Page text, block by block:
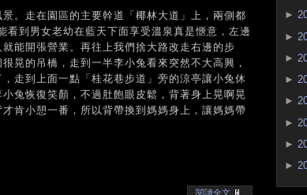
。走在園區的主要幹道「椰林大道」上，兩側都
到男女老幼在藍天下面享受溫泉真是愜意，左邊
能開張營業。再往上我們捨大路改走右邊的步
晃的吊橋，走到一半李小兔看來突然不大高興，
走到上面一點「桂花巷步道」旁的涼亭讓小兔休
兔恢復笑顏，不過肚飽眼皮鬆，背著身上晃啊晃
肯小憩一番，所以背帶換到媽媽身上，讓媽媽帶
閱讀全文
►
►
►
►
►
►
►
►